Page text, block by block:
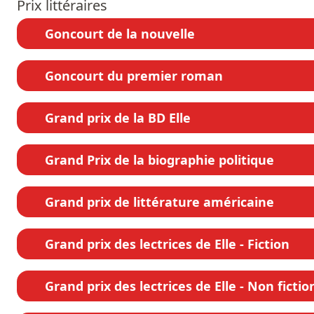
Prix littéraires
Goncourt de la nouvelle
Goncourt du premier roman
Grand prix de la BD Elle
Grand Prix de la biographie politique
Grand prix de littérature américaine
Grand prix des lectrices de Elle - Fiction
Grand prix des lectrices de Elle - Non